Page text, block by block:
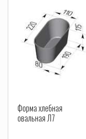
Форма хлебная
овальная Л7